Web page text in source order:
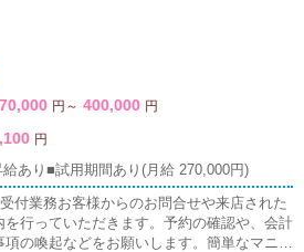
円 ～ 400,000 円
円
あり■試用期間あり(月給 270,000円)
付業務お客様からのお問合せや来店された
を行っていただきます。予約の確認や、会計
の喚起などをお願いします。簡単なマニュ